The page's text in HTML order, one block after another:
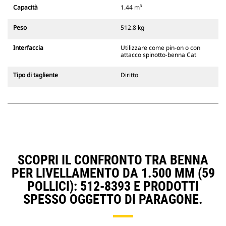
Cat sono compatibili con gli
gli escavatori gommati. Sono
larghezze per scavo di fossati.
sistema di attacco dedicato CW
includono un sistema di
cingolati e gommati.
Capacità 1.44 m³
Peso 512.8 kg
Interfaccia
Utilizzare come pin-on o con
attacco spinotto-benna Cat
Tipo di tagliente Diritto
SCOPRI IL CONFRONTO TRA BENNA
PER LIVELLAMENTO DA 1.500 MM (59
POLLICI): 512-8393 E PRODOTTI
SPESSO OGGETTO DI PARAGONE.